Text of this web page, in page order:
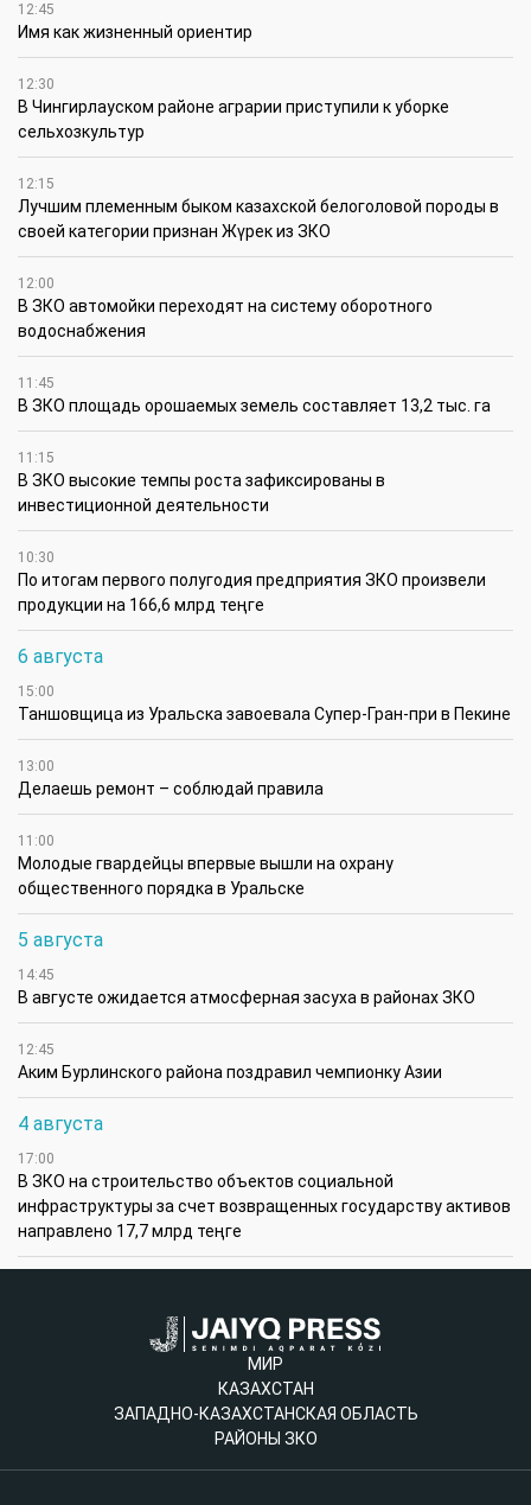
12:45
Имя как жизненный ориентир
12:30
В Чингирлауском районе аграрии приступили к уборке
сельхозкультур
12:15
Лучшим племенным быком казахской белоголовой породы в
своей категории признан Жүрек из ЗКО
12:00
В ЗКО автомойки переходят на систему оборотного
водоснабжения
11:45
В ЗКО площадь орошаемых земель составляет 13,2 тыс. га
11:15
В ЗКО высокие темпы роста зафиксированы в
инвестиционной деятельности
10:30
По итогам первого полугодия предприятия ЗКО произвели
продукции на 166,6 млрд теңге
6 августа
15:00
Таншовщица из Уральска завоевала Супер-Гран-при в Пекине
13:00
Делаешь ремонт – соблюдай правила
11:00
Молодые гвардейцы впервые вышли на охрану
общественного порядка в Уральске
5 августа
14:45
В августе ожидается атмосферная засуха в районах ЗКО
12:45
Аким Бурлинского района поздравил чемпионку Азии
4 августа
17:00
В ЗКО на строительство объектов социальной
инфраструктуры за счет возвращенных государству активов
направлено 17,7 млрд теңге
МИР
КАЗАХСТАН
ЗАПАДНО-КАЗАХСТАНСКАЯ ОБЛАСТЬ
РАЙОНЫ ЗКО